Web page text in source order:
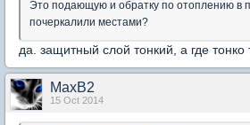
Это подающую и обратку по отоплению в
почеркалили местами?
да. защитный слой тонкий, а где тонко
MaxB2
15 Oct 2014